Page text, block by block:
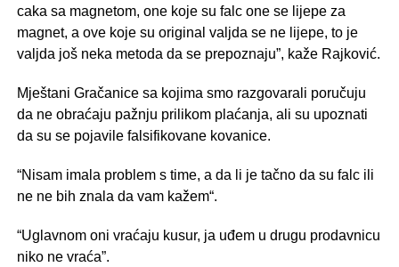
caka sa magnetom, one koje su falc one se lijepe za
magnet, a ove koje su original valjda se ne lijepe, to je
valjda još neka metoda da se prepoznaju”, kaže Rajković.
Mještani Gračanice sa kojima smo razgovarali poručuju
da ne obraćaju pažnju prilikom plaćanja, ali su upoznati
da su se pojavile falsifikovane kovanice.
“Nisam imala problem s time, a da li je tačno da su falc ili
ne ne bih znala da vam kažem“.
“Uglavnom oni vraćaju kusur, ja uđem u drugu prodavnicu
niko ne vraća”.